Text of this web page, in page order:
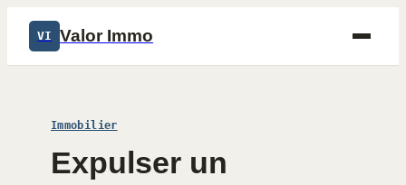
VI Valor Immo
Immobilier
Expulser un